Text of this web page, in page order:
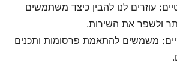
עוזרים לנו להבין כיצד משתמשים
ולשפר את השירות.
משמשים להתאמת פרסומות ותכנים